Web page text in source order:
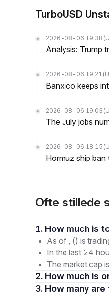
TurboUSD
2026-08-06 19:38
Analysis: Trump
2026-08-06 19:21
Banxico keeps
2026-08-06 19:03
The July jobs
2026-08-06 18:15
Hormuz ship ban
Ofte stillede
1.
As of , () is
In the last 24
The market cap
2. How much is
3. How